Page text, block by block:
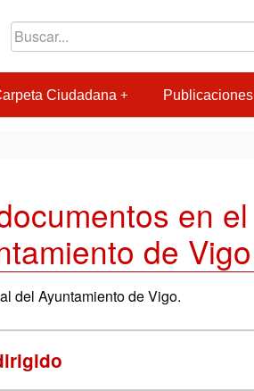
Ciudadana Publicaciones
en el
de Vigo
del Ayuntamiento de Vigo.